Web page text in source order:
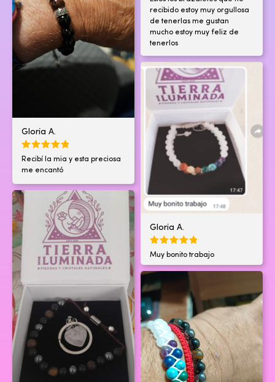
recibido estoy muy orgullosa
de tenerlas me gustan
mucho estoy muy feliz de
tenerlos
Gloria A.
Recibí la mia y esta preciosa
me encantó
Gloria A.
Muy bonito trabajo